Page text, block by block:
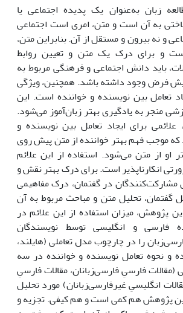
زبان به‌عنوان یک پدیده اجتماعی یا
به آن است و متن، امری است اجتماعی
و نه بیرون و مستقل از آن. بنابراین متن،
و برای درک یک متن و تعیین روابط
باید دانش اجتماعی و فرهنگی مربوط به
فرض وجود داشته باشد. همچنین، ویژگی
تعامل بین نویسنده و خواننده است. این
منجر به یادگیری بهتر زبان‌آموز می‌شود.
علائمی برای ایجاد تعامل بین نویسنده و
که موجب فهم بهتر خواننده از متن پیش روی
از متن می‌شود. استفاده از این علائم
انکارناپذیر است. برای درک بهتر نقش و
مشارکت‌کنندگان در گفتمان، درک مفاهیمی
گفتمان، تحلیل متن و مباحث مربوط به آن
پژوهش، میزان استفاده از این علائم در
فارسی و انگلیسی توسط نویسندگان
را در چارچوب مدل تعاملی (هایلند،
و نحوه تعامل نویسنده و خواننده در سه
(مقالات فارسیِ فارسی‌زبانان، مقالات فارسیِ
انگلیسیِ غیرفارسی‌زبانان) مورد تحلیل
پژوهش هم کمی است و هم کیفی. تجزیه و